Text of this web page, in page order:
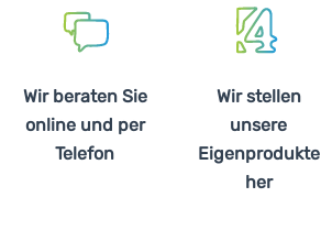
Wir beraten Sie
online und per
Telefon
Wir stellen
unsere
Eigenprodukte
her